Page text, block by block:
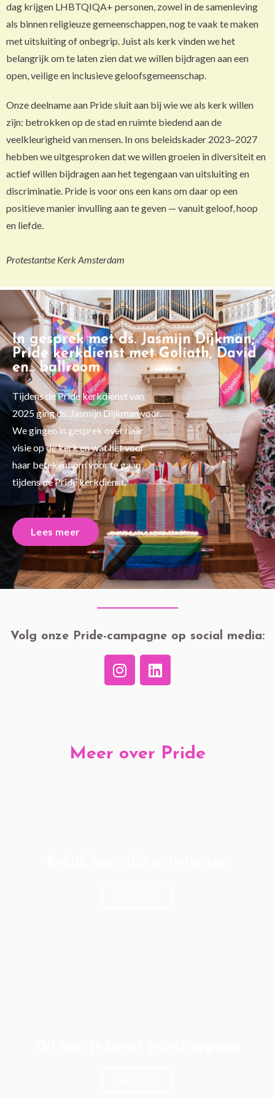
dag krijgen LHBTQIQA+ personen, zowel in de samenleving
als binnen religieuze gemeenschappen, nog te vaak te maken
met uitsluiting of onbegrip. Juist als kerk vinden we het
belangrijk om te laten zien dat we willen bijdragen aan een
open, veilige en inclusieve geloofsgemeenschap.
Onze deelname aan Pride sluit aan bij wie we als kerk willen
zijn: betrokken op de stad en ruimte biedend aan de
veelkleurigheid van mensen. In ons beleidskader 2023–2027
hebben we uitgesproken dat we willen groeien in diversiteit en
actief willen bijdragen aan het tegengaan van uitsluiting en
discriminatie. Pride is voor ons een kans om daar op een
positieve manier invulling aan te geven — vanuit geloof, hoop
en liefde.
Protestantse Kerk Amsterdam
In gesprek met ds. Jasmijn Dijkman;
Pride kerkdienst met Goliath, David
en.. ballroom
Tijdens de Pride kerkdienst van
2025 ging ds. Jasmijn Dijkman voor.
We gingen in gesprek over haar
visie op de kerk en wat het voor
haar betekent om voor te gaan
tijdens de Pride kerkdienst.
Lees meer
Volg onze Pride-campagne op social media:
Meer over Pride